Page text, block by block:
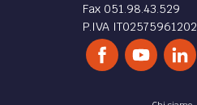
Fax 051.98.43.529
P.IVA IT02575961202